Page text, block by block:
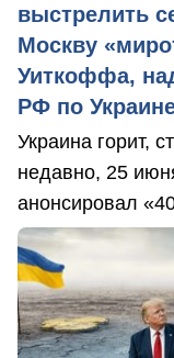
выстрелить
Москву
Уиткоффа,
РФ по
Украина горит,
недавно, 25
анонсировал